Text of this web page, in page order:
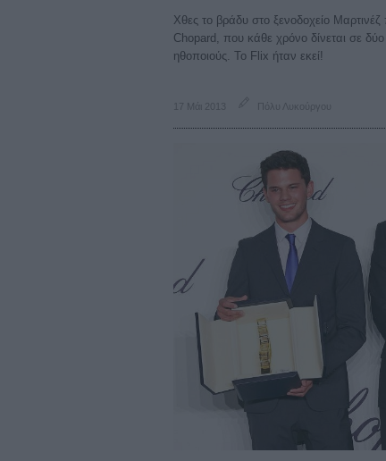
Χθες το βράδυ στο ξενοδοχείο
Chopard, που κάθε χρόνο δίνεται σε
ηθοποιούς. Το Flix ήταν εκεί!
17 Μάι 2013 Πόλυ Λυκούργου